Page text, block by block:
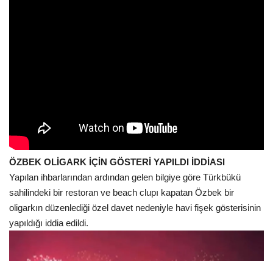
ÖZBEK OLİGARK İÇİN GÖSTERİ YAPILDI İDDİASI
Yapılan ihbarlarından ardından gelen bilgiye göre Türkbükü
sahilindeki bir restoran ve beach clupı kapatan Özbek bir
oligarkın düzenlediği özel davet nedeniyle havi fişek gösterisinin
yapıldığı iddia edildi.